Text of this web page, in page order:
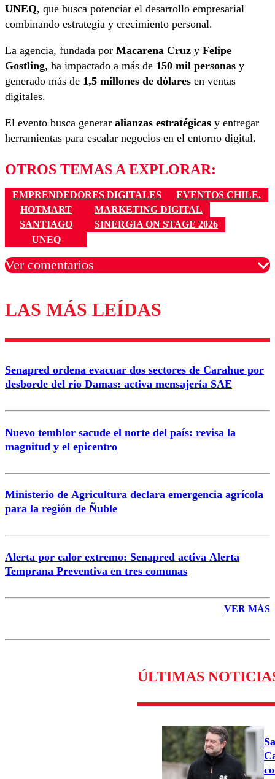
UNEQ, que busca potenciar el desarrollo empresarial
combinando estrategia y crecimiento personal.
La agencia, fundada por Macarena Cruz y Felipe
Gostling, ha impactado a más de 150 mil personas y
generado más de 1,5 millones de dólares en ventas
digitales.
El evento busca generar alianzas estratégicas y entregar
herramientas para escalar negocios en el entorno digital.
OTROS TEMAS A EXPLORAR:
EMPRENDEDORES DIGITALES
EVENTOS CHILE.
HOTMART
MARKETING DIGITAL
SANTIAGO
SINERGIA ON STAGE 2026
UNEQ
Ver comentarios
Los comentarios son moderados para garantizar un
diálogo respetuoso.
Correo
LAS MÁS LEÍDAS
Senapred ordena evacuar dos sectores de Carahue por
desborde del río Damas: activa mensajería SAE
Nuevo temblor sacude el norte del país: revisa la
magnitud y el epicentro
Ministerio de Agricultura declara emergencia agrícola
para la región de Ñuble
Alerta por calor extremo: Senapred activa Alerta
Temprana Preventiva en tres comunas
VER MÁS
ÚLTIMAS